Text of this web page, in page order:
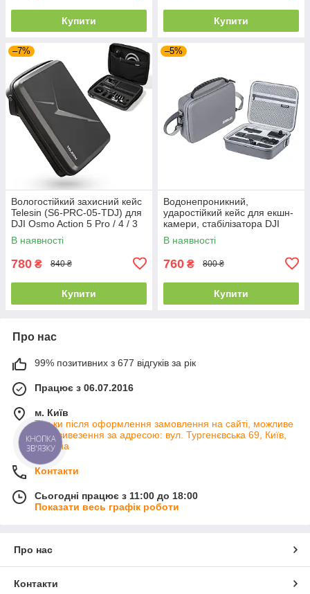
Купити Купити
–7%
Вологостійкий захисний кейс
Telesin (S6-PRC-05-TDJ) для
DJI Osmo Action 5 Pro / 4 / 3
та аксесуарів
В наявності
780 ₴ 840 ₴
Купити
–5%
Водонепроникний,
ударостійкий кейс для екшн-
камери, стабілізатора DJI
Osmo Pocket 3, сірий,
STARTRC
В наявності
760 ₴ 800 ₴
Купити
Про нас
99% позитивних з 677 відгуків за рік
Працює з 06.07.2016
м. Київ
Тільки після оформлення замовлення на сайті, можливе
самовивезення за адресою: вул. Тургенєвська 69, Київ,
Україна
Контакти
Сьогодні працює з 11:00 до 18:00
Показати весь графік роботи
Про нас
Контакти
КНОПКА
ЗВ'ЯЗКУ